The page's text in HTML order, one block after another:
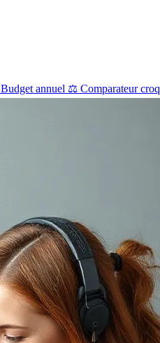
Budget annuel ⚖️ Comparateur